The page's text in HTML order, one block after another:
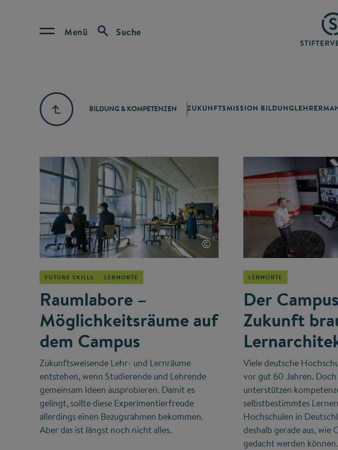
Menü Suche
BILDUNG & KOMPETENZEN ZUKUNFTSMISSION BILDUNG
©
FUTURE SKILLS LERNORTE
Raumlabore –
Möglichkeitsräume auf
dem Campus
Zukunftsweisende Lehr- und Lernräume
entstehen, wenn Studierende und Lehrende
gemeinsam Ideen ausprobieren. Damit es
gelingt, sollte diese Experimentierfreude
allerdings einen Bezugsrahmen bekommen.
Aber das ist längst noch nicht alles.
LERNORTE
Der
Zukunft
Viele deutsche
vor gut 60 Jahren. Doch
unterstützen
selbstbestimmtes
Hochschulen in
deshalb gerade aus, wie
gedacht werden können.